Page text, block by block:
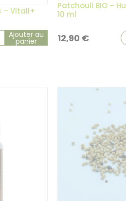
– Vitall+
Ajouter au
panier
Patchouli BIO –
10 ml
12,90 €